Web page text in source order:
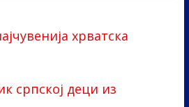
e
хрватска
српској деци из